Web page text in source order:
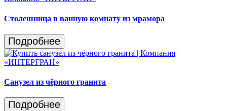
Столешница в ванную комнату из мрамора
Подробнее
Санузел из чёрного гранита
Подробнее